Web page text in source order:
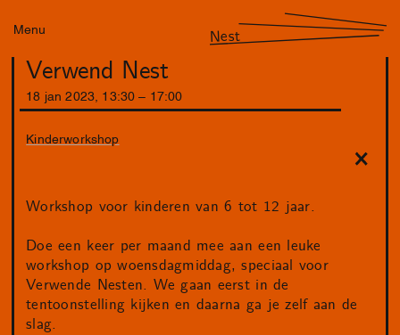
Menu Nest
Verwend Nest
18 jan 2023 13 :30 17 :00
Kinderworkshop
Workshop voor kinderen van 6 tot 12 jaar.
Doe een keer per maand mee aan een leuke
workshop op woensdagmiddag, speciaal voor
Verwende Nesten. We gaan eerst in de
tentoonstelling kijken en daarna ga je zelf aan de
slag.